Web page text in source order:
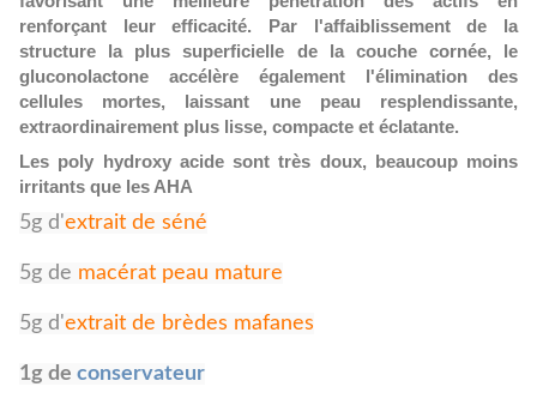
renforçant leur efficacité. Par l'affaiblissement de la
structure la plus superficielle de la couche cornée, le
gluconolactone accélère également l'élimination des
cellules mortes, laissant une peau resplendissante,
extraordinairement plus lisse, compacte et éclatante.
Les poly hydroxy acide sont très doux, beaucoup moins
irritants que les AHA
5g d'extrait de séné
5g de macérat peau mature
5g d'extrait de brèdes mafanes
1g de conservateur